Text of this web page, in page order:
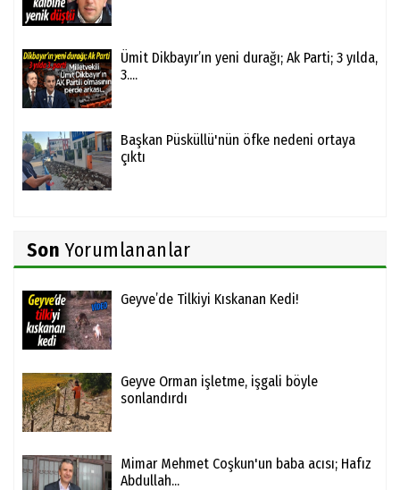
Ümit Dikbayır’ın yeni durağı; Ak Parti; 3 yılda,
3....
Başkan Püsküllü'nün öfke nedeni ortaya
çıktı
Son Yorumlananlar
Geyve’de Tilkiyi Kıskanan Kedi!
Geyve Orman işletme, işgali böyle
sonlandırdı
Mimar Mehmet Coşkun'un baba acısı; Hafız
Abdullah...